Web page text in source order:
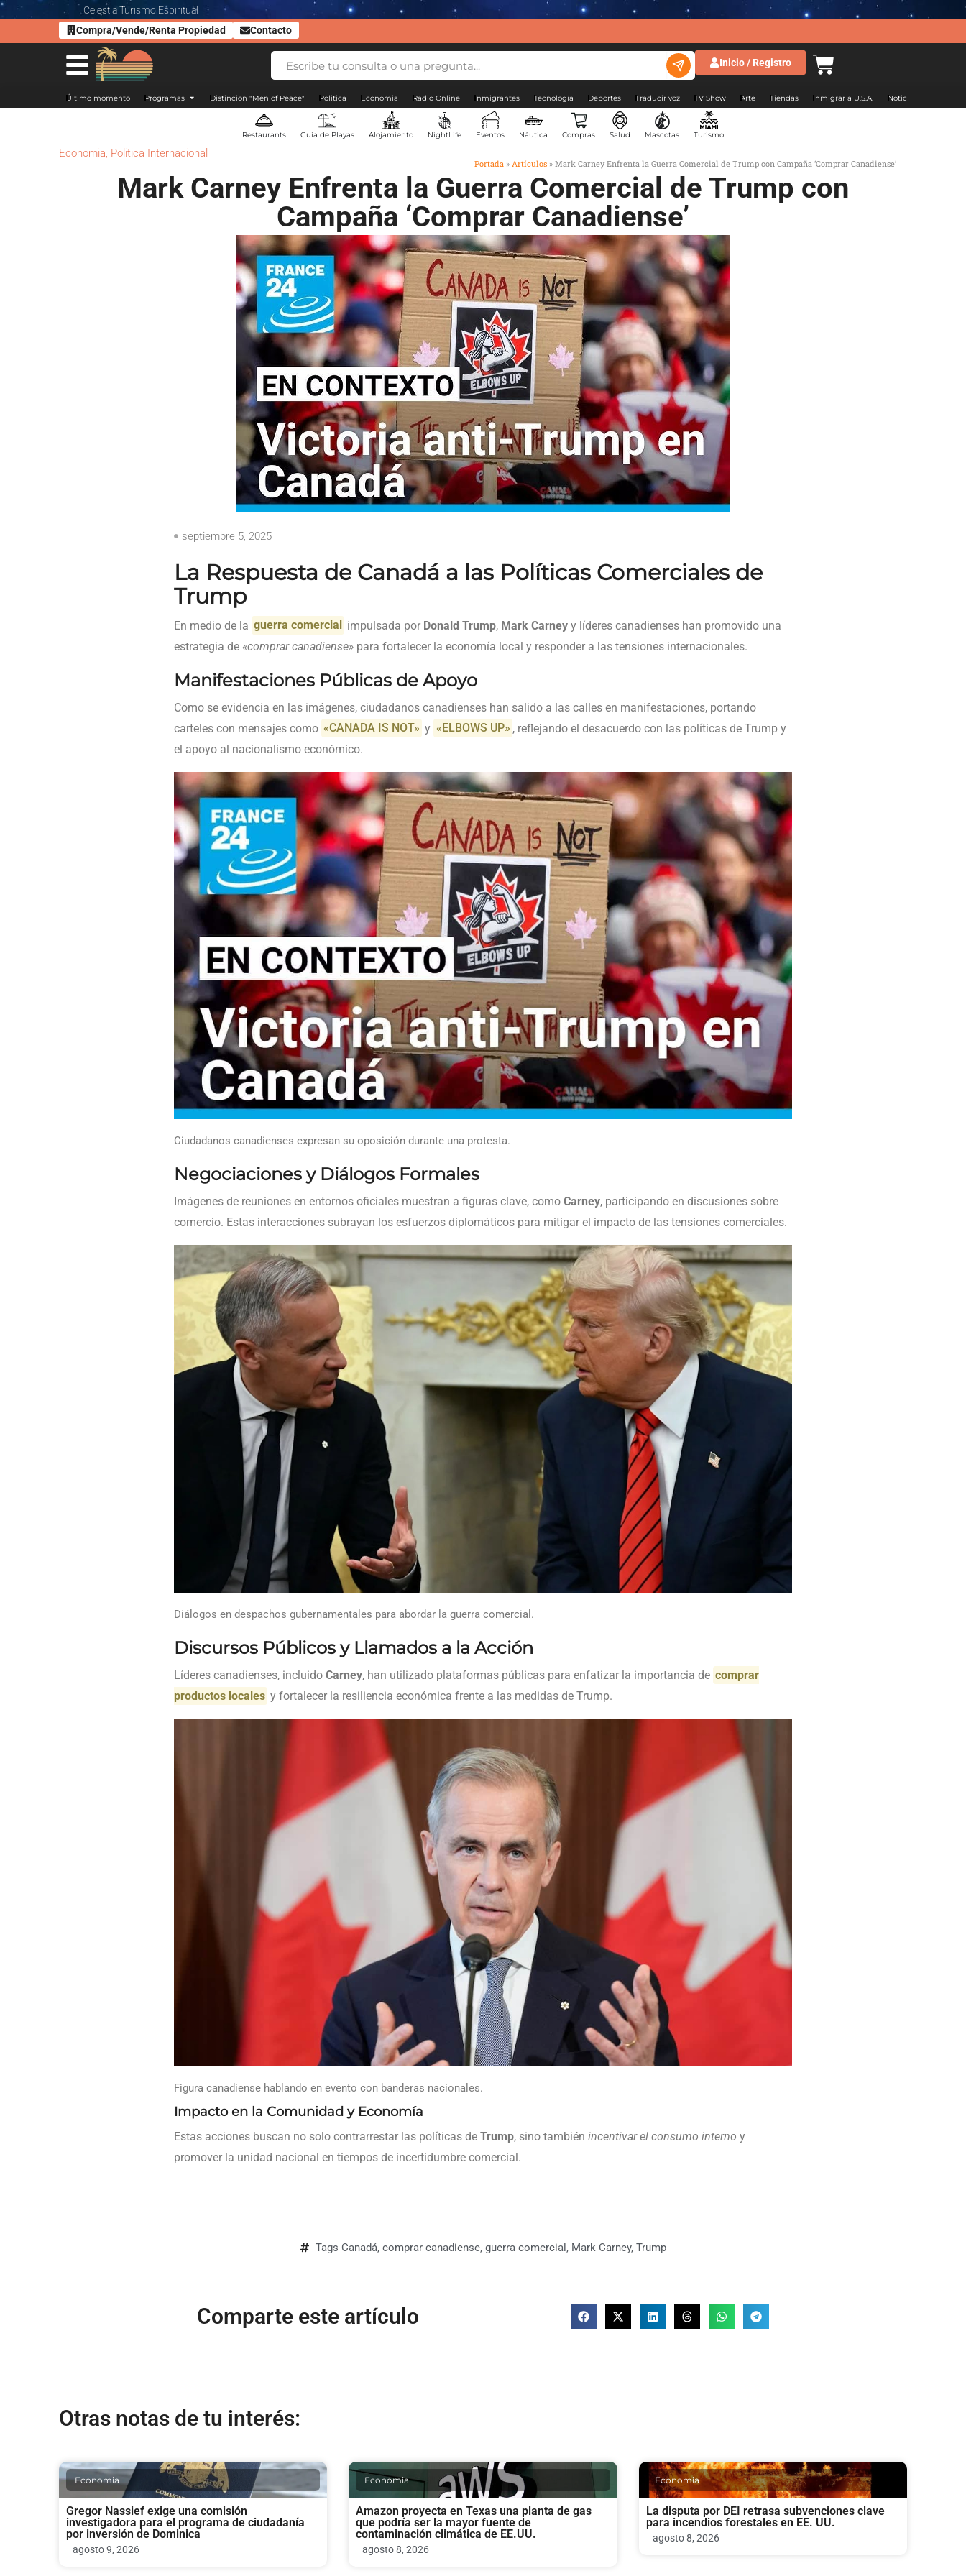
Celestia Turismo Espiritual
Compra/Vende/Renta Propiedad
Contacto
Inicio / Registro
Último momento Programas Distincion "Men of Peace" Politica Economia Radio Online Inmigrantes Tecnología Deportes Traducir voz TV Show Arte Tiendas Inmigrar a U.S.A. Noticias Argentina
Restaurants Guía de Playas Alojamiento NightLife Eventos Náutica Compras Salud Mascotas Turismo
Economia, Politica Internacional
Portada » Artículos » Mark Carney Enfrenta la Guerra Comercial de Trump con Campaña ‘Comprar Canadiense’
Mark Carney Enfrenta la Guerra Comercial de Trump con
Campaña ‘Comprar Canadiense’
septiembre 5, 2025
La Respuesta de Canadá a las Políticas Comerciales de
Trump
En medio de la guerra comercial impulsada por Donald Trump, Mark Carney y líderes canadienses han promovido una
estrategia de «comprar canadiense» para fortalecer la economía local y responder a las tensiones internacionales.
Manifestaciones Públicas de Apoyo
Como se evidencia en las imágenes, ciudadanos canadienses han salido a las calles en manifestaciones, portando
carteles con mensajes como «CANADA IS NOT» y «ELBOWS UP» , reflejando el desacuerdo con las políticas de Trump y
el apoyo al nacionalismo económico.
Ciudadanos canadienses expresan su oposición durante una protesta.
Negociaciones y Diálogos Formales
Imágenes de reuniones en entornos oficiales muestran a figuras clave, como Carney, participando en discusiones sobre
comercio. Estas interacciones subrayan los esfuerzos diplomáticos para mitigar el impacto de las tensiones comerciales.
Diálogos en despachos gubernamentales para abordar la guerra comercial.
Discursos Públicos y Llamados a la Acción
Líderes canadienses, incluido Carney, han utilizado plataformas públicas para enfatizar la importancia de comprar
productos locales y fortalecer la resiliencia económica frente a las medidas de Trump.
Figura canadiense hablando en evento con banderas nacionales.
Impacto en la Comunidad y Economía
Estas acciones buscan no solo contrarrestar las políticas de Trump, sino también incentivar el consumo interno y
promover la unidad nacional en tiempos de incertidumbre comercial.
Tags Canadá, comprar canadiense, guerra comercial , Mark Carney, Trump
Comparte este artículo
Otras notas de tu interés:
Economia
Gregor Nassief exige una comisión
investigadora para el programa de ciudadanía
por inversión de Dominica
agosto 9, 2026
Economia
Amazon proyecta en Texas una planta de gas
que podría ser la mayor fuente de
contaminación climática de EE.UU.
agosto 8, 2026
Economia
La disputa por DEI retrasa subvenciones clave
para incendios forestales en EE. UU.
agosto 8, 2026